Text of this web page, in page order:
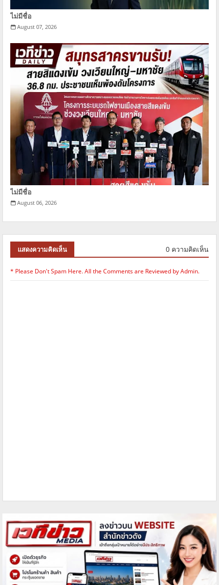
ไม่มีชื่อ
August 07, 2026
ไม่มีชื่อ
August 06, 2026
แสดงความคิดเห็น 0 ความคิดเห็น
* Please Don't Spam Here. All the Comments are Reviewed by Admin.